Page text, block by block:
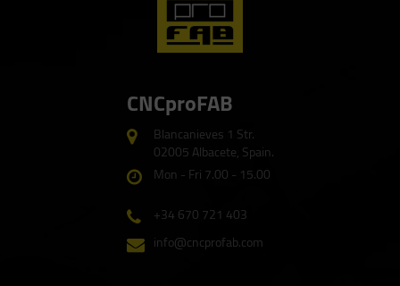
CNCproFAB
Blancanieves 1 Str.
02005 Albacete, Spain.
Mon - Fri 7.00 - 15.00
+34 670 721 403
info@cncprofab.com